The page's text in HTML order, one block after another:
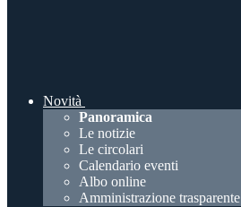
Novità
Panoramica
Le notizie
Le circolari
Calendario eventi
Albo online
Amministrazione trasparente